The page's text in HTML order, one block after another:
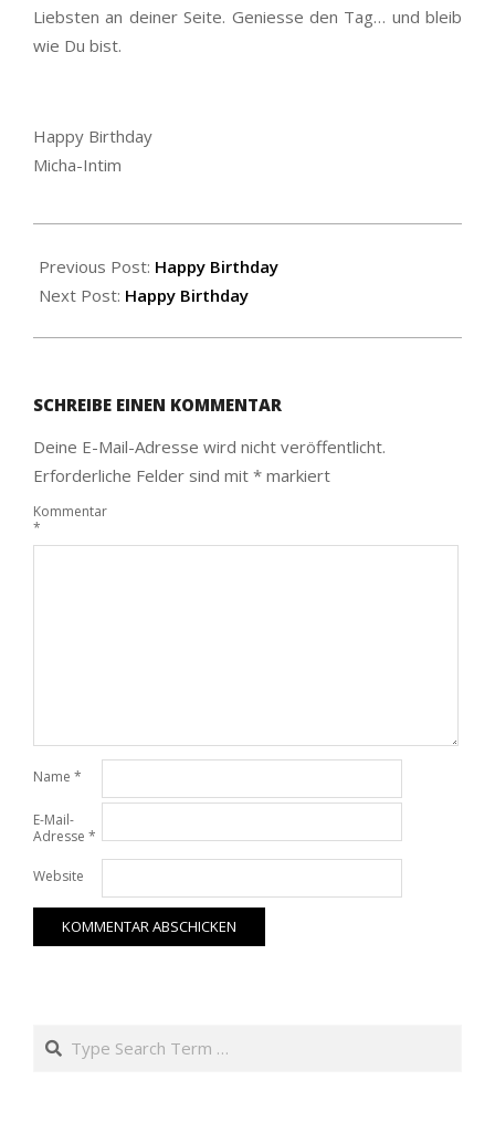
Liebsten an deiner Seite. Geniesse den Tag… und bleib
wie Du bist.
Happy Birthday
Micha-Intim
10-
01
Previous Post: Happy Birthday
Next Post: Happy Birthday
SCHREIBE EINEN KOMMENTAR
Deine E-Mail-Adresse wird nicht veröffentlicht.
Erforderliche Felder sind mit * markiert
Kommentar
*
Name *
E-Mail-
Adresse *
Website
Search